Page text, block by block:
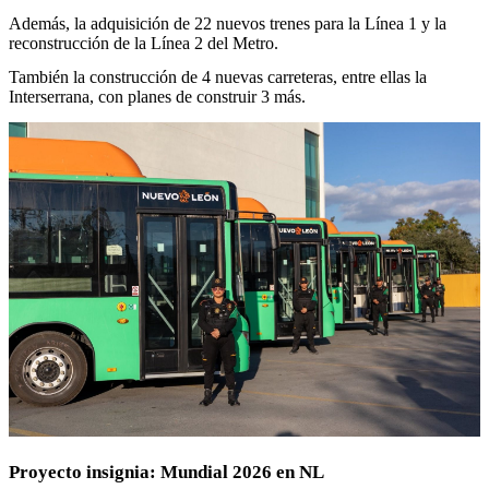
Además, la adquisición de 22 nuevos trenes para la Línea 1 y la
reconstrucción de la Línea 2 del Metro.
También la construcción de 4 nuevas carreteras, entre ellas la
Interserrana, con planes de construir 3 más.
Proyecto insignia: Mundial 2026 en NL